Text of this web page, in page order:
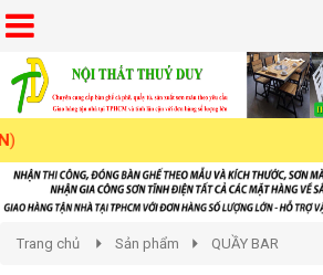
Trang chủ Sản phẩm QUẦY BAR